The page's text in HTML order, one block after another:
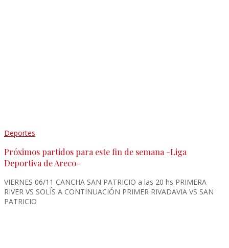
Deportes
Próximos partidos para este fin de semana -Liga
Deportiva de Areco-
VIERNES 06/11 CANCHA SAN PATRICIO a las 20 hs PRIMERA
RIVER VS SOLÍS A CONTINUACIÓN PRIMER RIVADAVIA VS SAN
PATRICIO